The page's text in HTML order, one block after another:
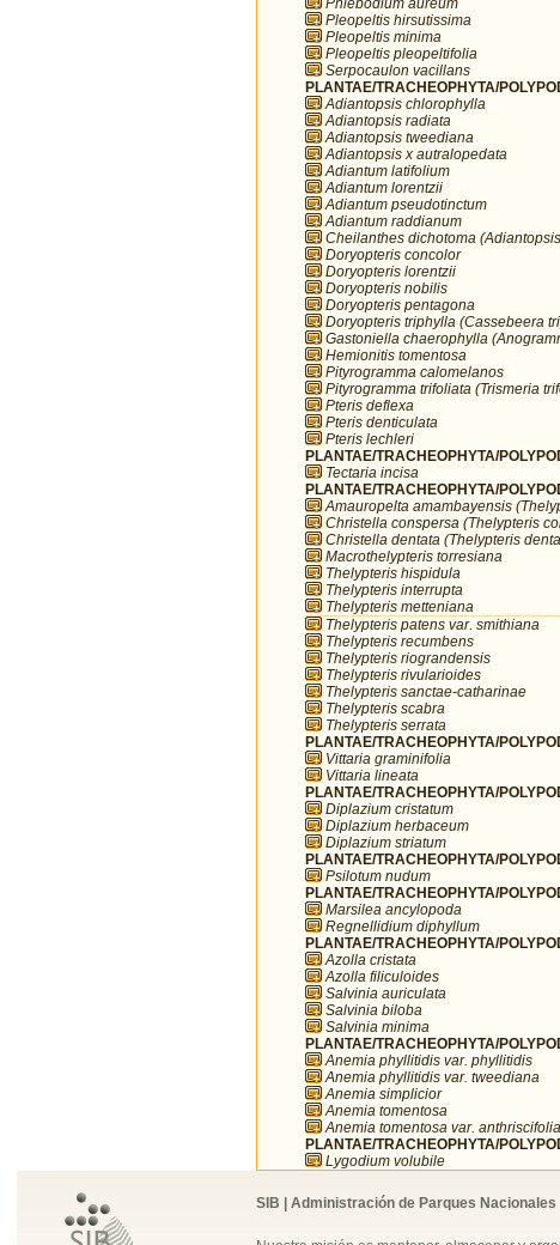
Phlebodium aureum
Pleopeltis hirsutissima
Pleopeltis minima
Pleopeltis pleopeltifolia
Serpocaulon vacillans
PLANTAE/TRACHEOPHYTA/
Adiantopsis chlorophylla
Adiantopsis radiata
Adiantopsis tweediana
Adiantopsis x autralopedata
Adiantum latifolium
Adiantum lorentzii
Adiantum pseudotinctum
Adiantum raddianum
Cheilanthes dichotoma
Doryopteris concolor
Doryopteris lorentzii
Doryopteris nobilis
Doryopteris pentagona
Doryopteris triphylla (Cassebeera
Gastoniella chaerophylla
Hemionitis tomentosa
Pityrogramma calomelanos
Pityrogramma trifoliata (Trismeria
Pteris deflexa
Pteris denticulata
Pteris lechleri
PLANTAE/TRACHEOPHYTA/
Tectaria incisa
PLANTAE/TRACHEOPHYTA/
Amauropelta amambayensis
Christella conspersa (Thelypteris
Christella dentata (Thelypteris
Macrothelypteris torresiana
Thelypteris hispidula
Thelypteris interrupta
Thelypteris metteniana
Thelypteris patens var. smithiana
Thelypteris recumbens
Thelypteris riograndensis
Thelypteris rivularioides
Thelypteris sanctae-catharinae
Thelypteris scabra
Thelypteris serrata
PLANTAE/TRACHEOPHYTA/
Vittaria graminifolia
Vittaria lineata
PLANTAE/TRACHEOPHYTA/
Diplazium cristatum
Diplazium herbaceum
Diplazium striatum
PLANTAE/TRACHEOPHYTA/
Psilotum nudum
PLANTAE/TRACHEOPHYTA/
Marsilea ancylopoda
Regnellidium diphyllum
PLANTAE/TRACHEOPHYTA/
Azolla cristata
Azolla filiculoides
Salvinia auriculata
Salvinia biloba
Salvinia minima
PLANTAE/TRACHEOPHYTA/
Anemia phyllitidis var. phyllitidis
Anemia phyllitidis var. tweediana
Anemia simplicior
Anemia tomentosa
Anemia tomentosa var. anthriscifolia
PLANTAE/TRACHEOPHYTA/
Lygodium volubile
SIB | Administración de Parques Nacionales